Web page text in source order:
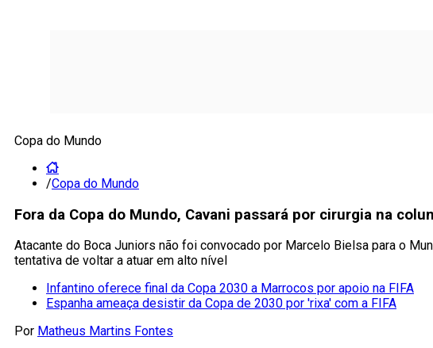
Copa do Mundo
/Copa do Mundo
Fora da Copa do Mundo, Cavani passará por cirurgia na
Atacante do Boca Juniors não foi convocado por Marcelo Bielsa para o
tentativa de voltar a atuar em alto nível
Infantino oferece final da Copa 2030 a Marrocos por apoio na FIFA
Espanha ameaça desistir da Copa de 2030 por 'rixa' com a FIFA
Por Matheus Martins Fontes